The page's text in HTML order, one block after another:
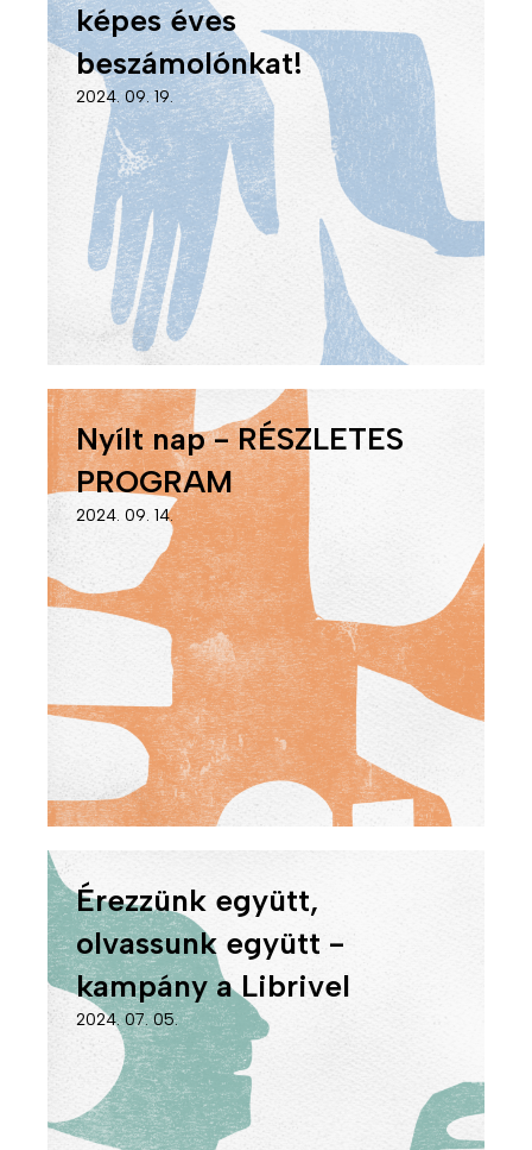
képes éves
beszámolónkat!
2024. 09. 19.
Nyílt nap - RÉSZLETES
PROGRAM
2024. 09. 14.
Érezzünk együtt,
olvassunk együtt -
kampány a Librivel
2024. 07. 05.